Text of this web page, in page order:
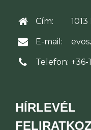
Cím:
E-mail:
Telefon: +36-
HÍRLEVÉL